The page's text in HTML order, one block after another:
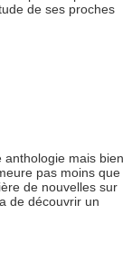
de ses proches
mais bien
pas moins que
de nouvelles sur
de découvrir un